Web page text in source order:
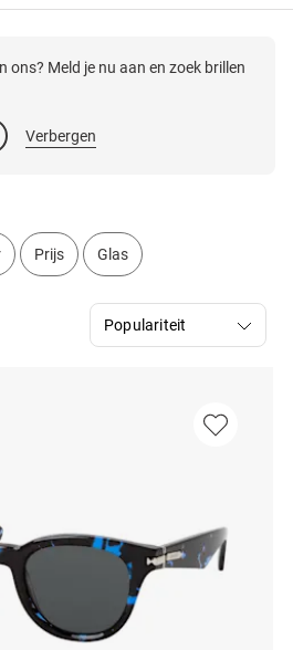
ons? Meld je nu aan en zoek brillen
Verbergen
Prijs Glas